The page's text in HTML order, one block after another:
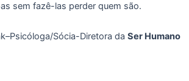
sem fazê-las perder quem são.
Sócia-Diretora da Ser Humano